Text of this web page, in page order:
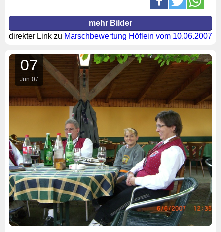
mehr Bilder
direkter Link zu Marschbewertung Höflein vom 10.06.2007
07
Jun 07